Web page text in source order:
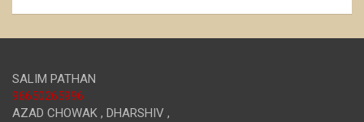
SALIM PATHAN
96650265996
AZAD CHOWAK , DHARSHIV ,